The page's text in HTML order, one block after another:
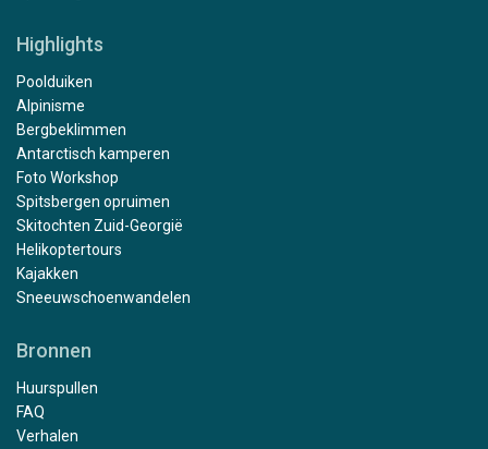
Highlights
Poolduiken
Alpinisme
Bergbeklimmen
Antarctisch kamperen
Foto Workshop
Spitsbergen opruimen
Skitochten Zuid-Georgië
Helikoptertours
Kajakken
Sneeuwschoenwandelen
Bronnen
Huurspullen
FAQ
Verhalen